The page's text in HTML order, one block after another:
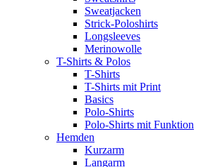
Sweatjacken
Strick-Poloshirts
Longsleeves
Merinowolle
T-Shirts & Polos
T-Shirts
T-Shirts mit Print
Basics
Polo-Shirts
Polo-Shirts mit Funktion
Hemden
Kurzarm
Langarm